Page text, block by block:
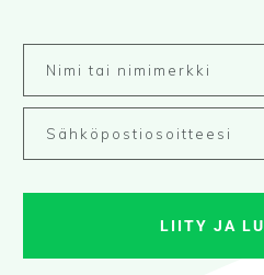
LIITY JA